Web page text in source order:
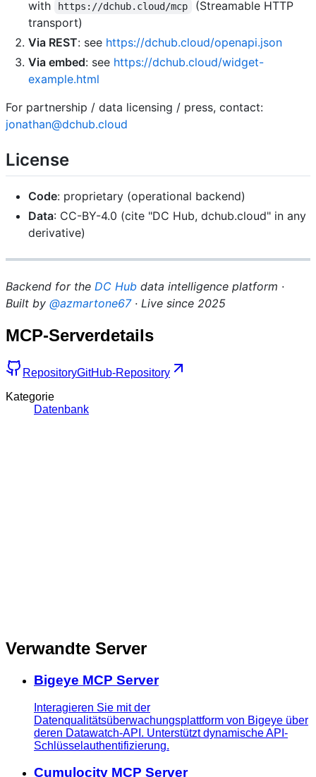
with https://dchub.cloud/mcp
(Streamable HTTP
transport)
Via REST: see https://dchub.cloud/openapi.json
Via embed: see https://dchub.cloud/widget-
example.html
For partnership / data licensing / press, contact:
jonathan@dchub.cloud
License
Code: proprietary (operational backend)
Data: CC-BY-4.0 (cite "DC Hub, dchub.cloud" in any
derivative)
Backend for the DC Hub data intelligence platform ·
Built by @azmartone67· Live since 2025
MCP-Serverdetails
RepositoryGitHub-Repository
Kategorie
Datenbank
Verwandte Server
Bigeye MCP Server
Interagieren Sie mit der
Datenqualitätsüberwachungsplattform von Bigeye über
deren Datawatch-API. Unterstützt dynamische API-
Schlüsselauthentifizierung.
Cumulocity MCP Server